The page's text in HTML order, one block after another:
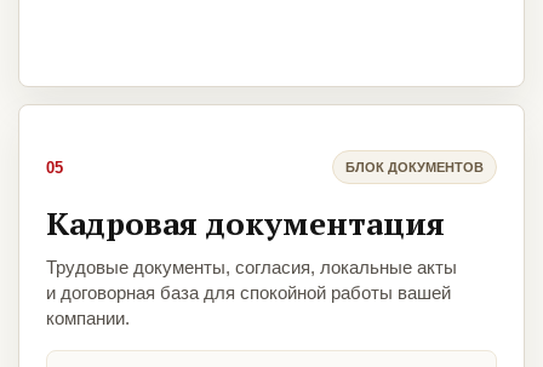
05 БЛОК ДОКУМЕНТОВ
Кадровая документация
Трудовые документы, согласия, локальные акты
и договорная база для спокойной работы вашей
компании.